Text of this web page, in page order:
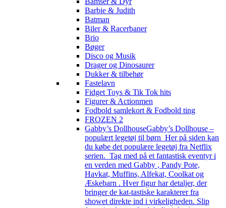
Barbie & Judith
Batman
Biler & Racerbaner
Brio
Bøger
Disco og Musik
Drager og Dinosaurer
Dukker & tilbehør
Fastelavn
Fidget Toys & Tik Tok hits
Figurer & Actionmen
Fodbold samlekort & Fodbold ting
FROZEN 2
Gabby’s DollhouseGabby’s Dollhouse –
populært legetøj til børn Her på siden kan
du købe det populære legetøj fra Netflix
serien. Tag med på et fantastisk eventyr i
en verden med Gabby , Pandy Pote,
Havkat, Muffins, Alfekat, Coolkat og
Æskebarn . Hver figur har detaljer, der
bringer de kat-tastiske karakterer fra
showet direkte ind i virkeligheden. Slip